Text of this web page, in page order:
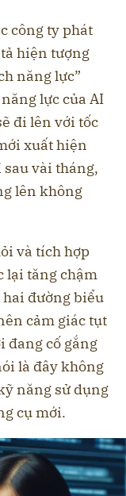
công ty phát
hiện tượng
năng lực”
lực của AI
đi lên với tốc
xuất hiện
vài tháng,
lên không
và tích hợp
lại tăng chậm
đường biểu
cảm giác tụt
đang cố gắng
là đây không
năng sử dụng
cụ mới.